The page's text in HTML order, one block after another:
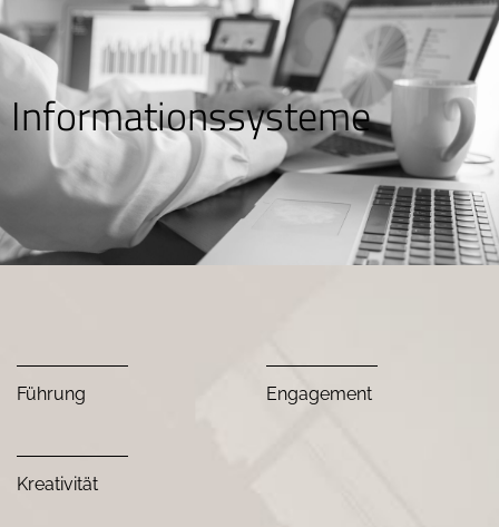
Informationssysteme
Führung Engagement
Kreativität